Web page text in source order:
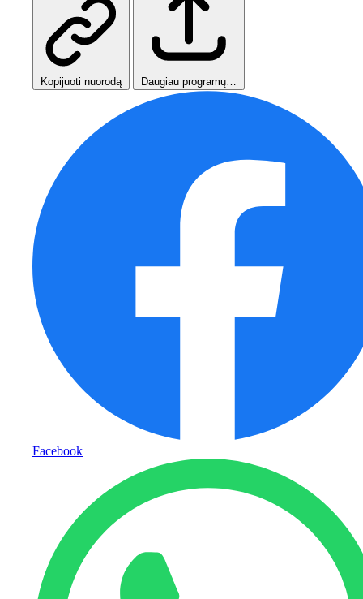
Kopijuoti nuorodą Daugiau programų…
Facebook